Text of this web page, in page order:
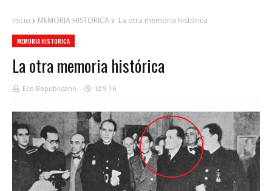
Inicio MEMORIA HISTORICA La otra memoria histórica
MEMORIA HISTORICA
La otra memoria histórica
Eco Republicano 12.9.16